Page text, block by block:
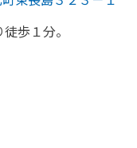
徒歩１分。